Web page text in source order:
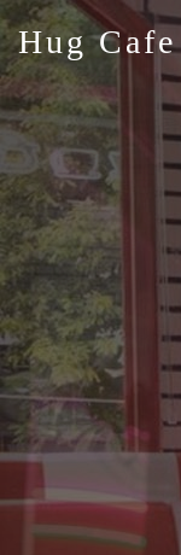
Hug Cafe